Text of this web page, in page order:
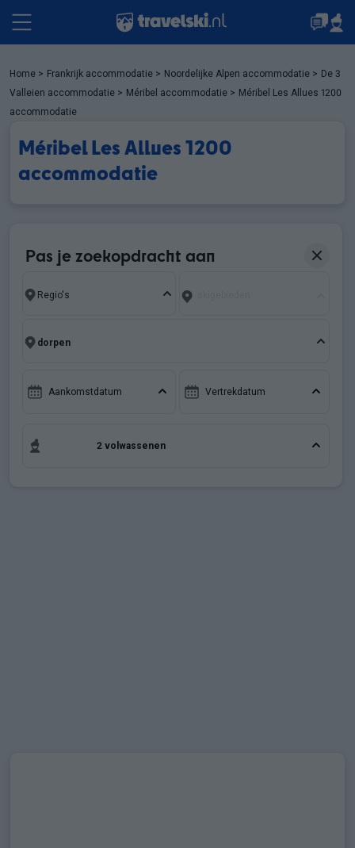
Pakketten
Top skigebieden
Home > Frankrijk accommodatie > Noordelijke Alpen accommodatie > De 3
Valleien accommodatie > Méribel accommodatie > Méribel Les Allues 1200
accommodatie
Méribel Les Allues 1200
accommodatie
Pas je zoekopdracht aan
Aankomstdatum Vertrekdatum
2 volwassenen